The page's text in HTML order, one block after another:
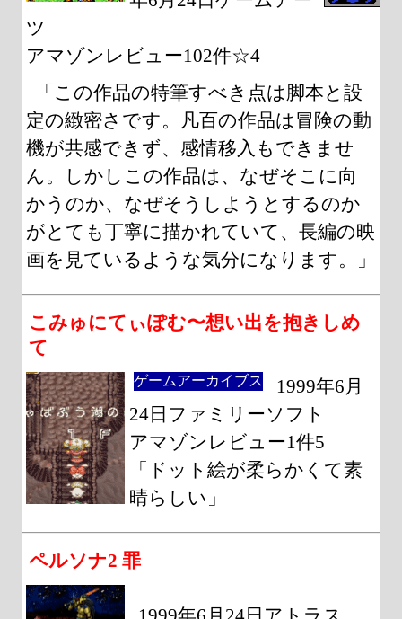
ツ
アマゾンレビュー102件☆4
「この作品の特筆すべき点は脚本と設
定の緻密さです。凡百の作品は冒険の動
機が共感できず、感情移入もできませ
ん。しかしこの作品は、なぜそこに向
かうのか、なぜそうしようとするのか
がとても丁寧に描かれていて、長編の映
画を見ているような気分になります。」
こみゅにてぃぽむ〜想い出を抱きしめ
て
ゲームアーカイブス
1999年6月
24日ファミリーソフト
アマゾンレビュー1件5
「ドット絵が柔らかくて素
晴らしい」
ペルソナ2 罪